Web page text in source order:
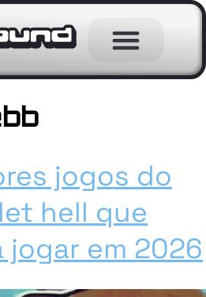
jogos do
hell que
jogar em 2026